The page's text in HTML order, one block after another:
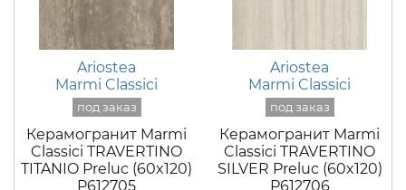
Ariostea
Marmi Classici
Керамогранит Marmi
Classici TRAVERTINO
TITANIO Preluc (60x120)
P612705
Ariostea
Marmi Classici
Керамогранит Marmi
Classici TRAVERTINO
SILVER Preluc (60x120)
P612706